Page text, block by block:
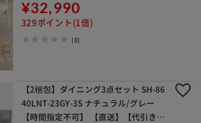
¥32,990
329ポイント(1倍)
(0)
【2梱包】ダイニング3点セット SH-86
40LNT-23GY-3S ナチュラル/グレー
【時間指定不可】 【直送】【代引き不